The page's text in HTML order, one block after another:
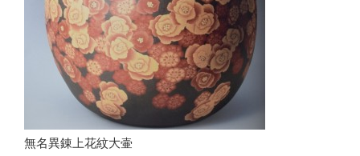
無名異錬上花紋大壷